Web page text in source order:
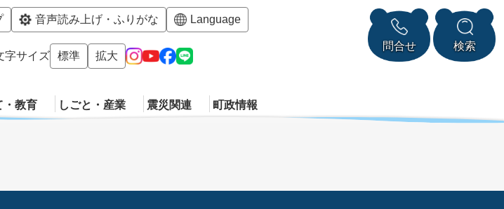
ーを飛ばして本文へ
音声読み上げ・ふりがな Language
字サイズ 標準 拡大
問合せ 検索
・教育 しごと・産業 震災関連 町政情報